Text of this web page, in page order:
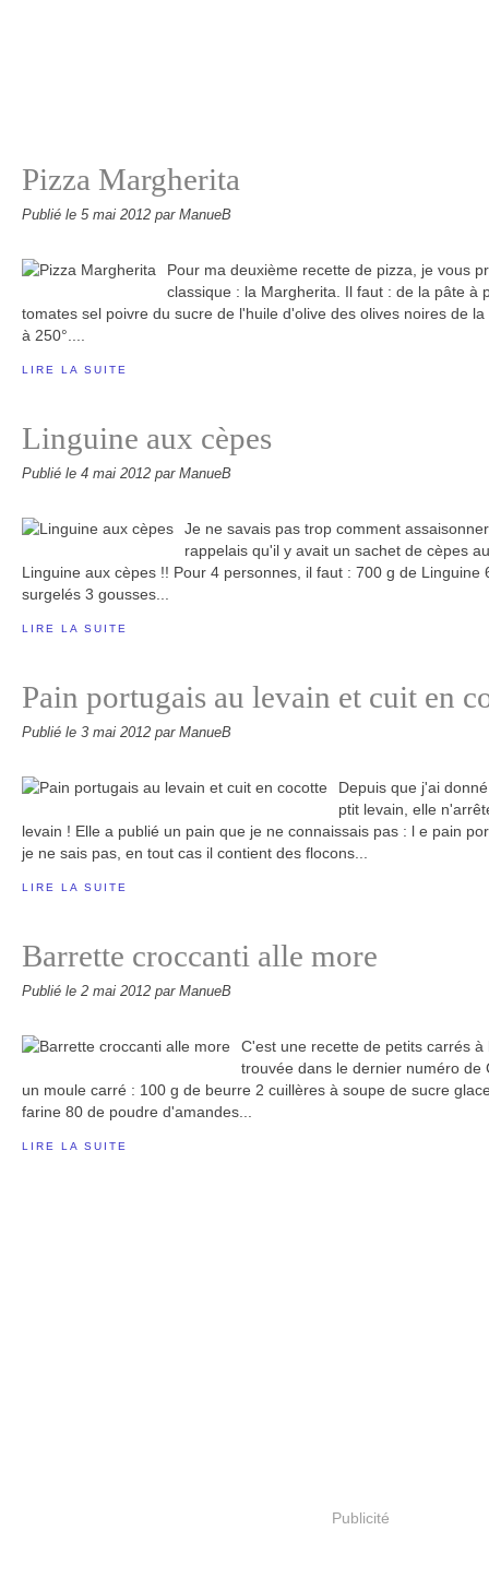
Pizza Margherita
Publié le 5 mai 2012 par ManueB
Pour ma deuxième recette de pizza, je vous
classique : la Margherita. Il faut : de la pâte à
tomates sel poivre du sucre de l'huile d'olive des olives noires de
à 250°....
LIRE LA SUITE
Linguine aux cèpes
Publié le 4 mai 2012 par ManueB
Je ne savais pas trop comment
rappelais qu'il y avait un sachet de cèpes
Linguine aux cèpes !! Pour 4 personnes, il faut : 700 g de Linguine
surgelés 3 gousses...
LIRE LA SUITE
Pain portugais au levain et cuit en
Publié le 3 mai 2012 par ManueB
Depuis que j'ai
ptit levain, elle
levain ! Elle a publié un pain que je ne connaissais pas : l e pain
je ne sais pas, en tout cas il contient des flocons...
LIRE LA SUITE
Barrette croccanti alle more
Publié le 2 mai 2012 par ManueB
C'est une recette de petits carrés
trouvée dans le dernier numéro de
un moule carré : 100 g de beurre 2 cuillères à soupe de sucre
farine 80 de poudre d'amandes...
LIRE LA SUITE
Publicité